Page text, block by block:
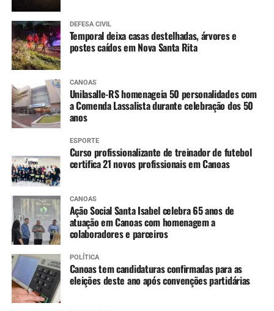
Cheguei cedo no parque e
fiz aula de dança, ganhei
uma muda de cereja, que
vou plantar junto das
plantinhas que eram da
minha mãe. Encontrei
minhas amigas. Foi muito
divertido”, diz.
DEFESA CIVIL
Temporal deixa casas destelhadas, árvores e
postes caídos em Nova Santa Rita
CANOAS
Unilasalle-RS homenageia 50 personalidades com
a Comenda Lassalista durante celebração dos 50
anos
ESPORTE
Curso profissionalizante de treinador de futebol
certifica 21 novos profissionais em Canoas
CANOAS
Ação Social Santa Isabel celebra 65 anos de
atuação em Canoas com homenagem a
colaboradores e parceiros
POLÍTICA
Canoas tem candidaturas confirmadas para as
eleições deste ano após convenções partidárias